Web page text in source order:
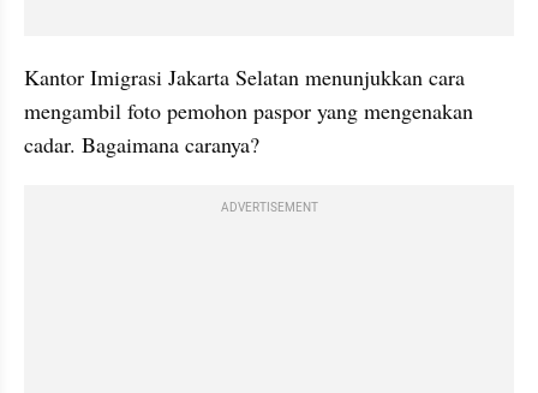
Kantor Imigrasi Jakarta Selatan menunjukkan cara
mengambil foto pemohon paspor yang mengenakan
cadar. Bagaimana caranya?
ADVERTISEMENT